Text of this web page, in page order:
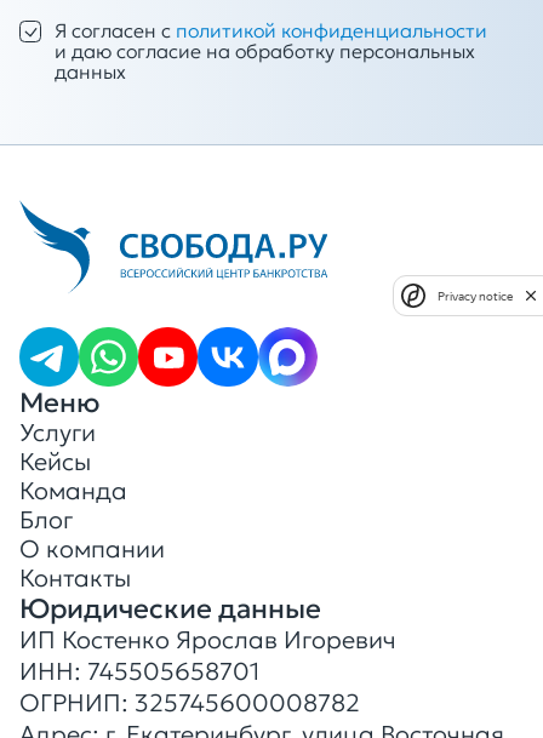
Я согласен с политикой конфиденциальности
и даю согласие на обработку персональных
данных
Меню
Услуги
Кейсы
Команда
Блог
О компании
Контакты
Юридические данные
ИП Костенко Ярослав Игоревич
ИНН: 745505658701
ОГРНИП: 325745600008782
Privacy notice